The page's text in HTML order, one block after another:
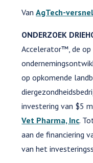
VanAgTech-
ONDERZOEK
Accelerator™, de op
op opkomende
investering van $5
Vet Pharma, Inc.
aan de financiering
van het